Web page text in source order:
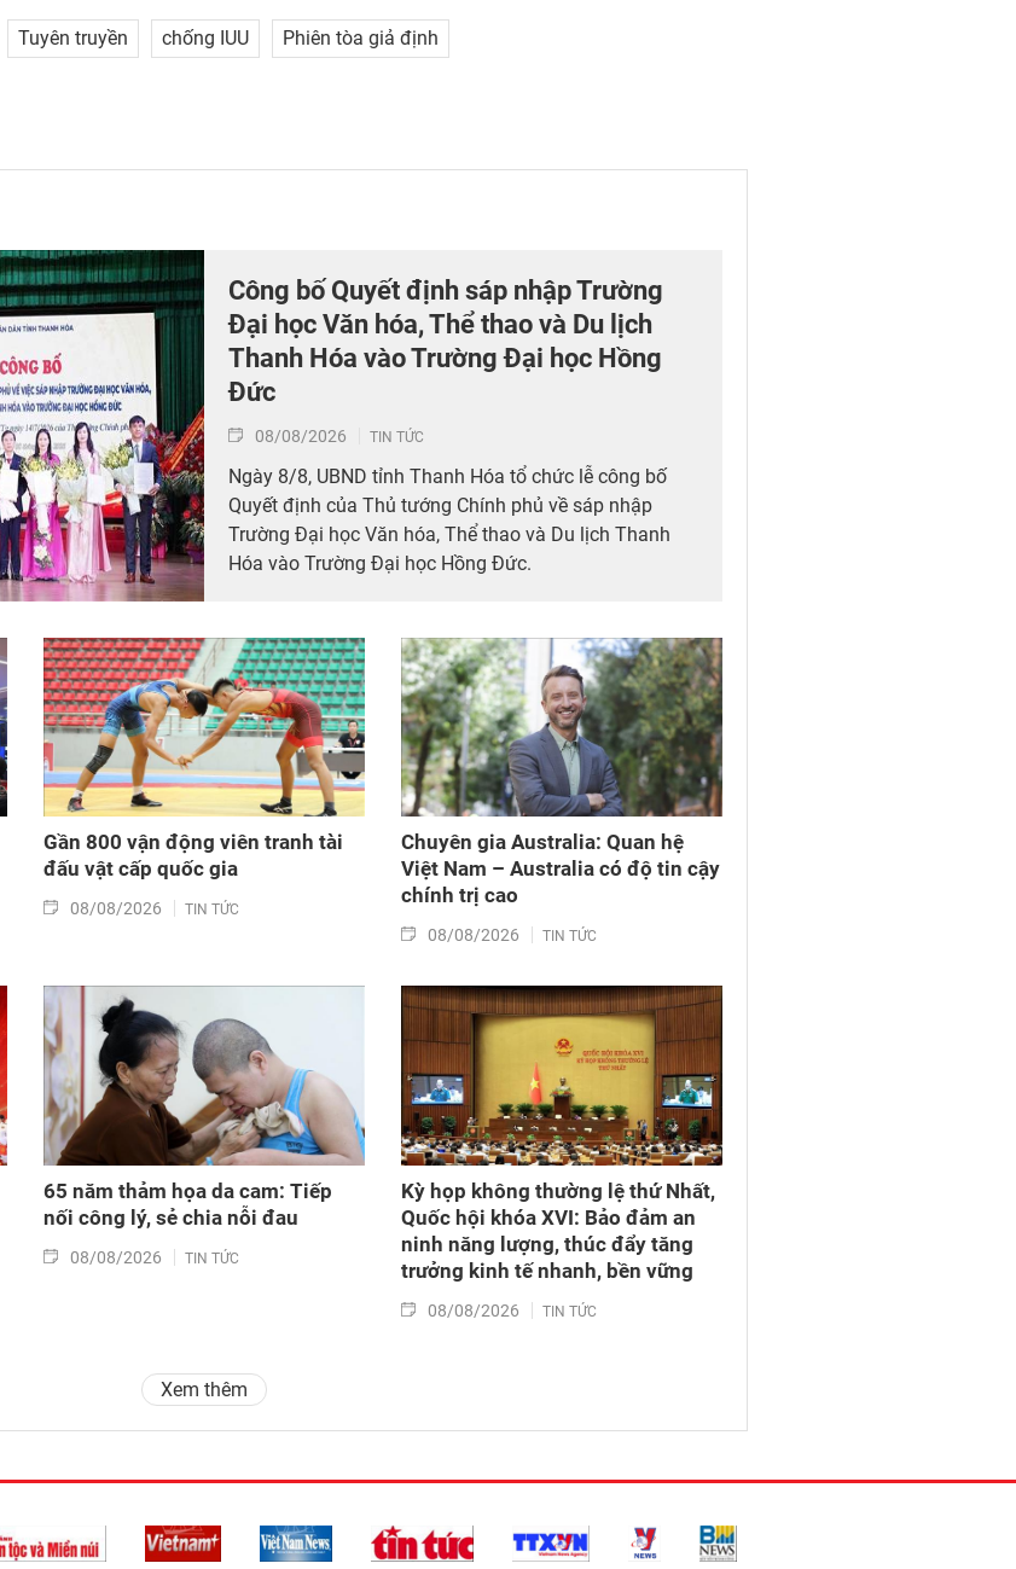
Tuyên truyền chống IUU Phiên tòa giả định
Công bố Quyết định sáp nhập Trường
Đại học Văn hóa, Thể thao và Du lịch
Thanh Hóa vào Trường Đại học Hồng
Đức
08/08/2026 TIN TỨC
Ngày 8/8, UBND tỉnh Thanh Hóa tổ chức lễ công bố
Quyết định của Thủ tướng Chính phủ về sáp nhập
Trường Đại học Văn hóa, Thể thao và Du lịch Thanh
Hóa vào Trường Đại học Hồng Đức.
Gần 800 vận động viên tranh tài
đấu vật cấp quốc gia
08/08/2026 TIN TỨC
Chuyên gia Australia: Quan hệ
Việt Nam – Australia có độ tin cậy
chính trị cao
08/08/2026 TIN TỨC
65 năm thảm họa da cam: Tiếp
nối công lý, sẻ chia nỗi đau
08/08/2026 TIN TỨC
Kỳ họp không thường lệ thứ Nhất,
Quốc hội khóa XVI: Bảo đảm an
ninh năng lượng, thúc đẩy tăng
trưởng kinh tế nhanh, bền vững
08/08/2026 TIN TỨC
Xem thêm